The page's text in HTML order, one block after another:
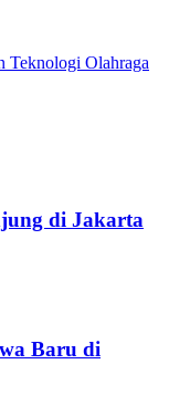
Teknologi Olahraga
di Jakarta
Baru di